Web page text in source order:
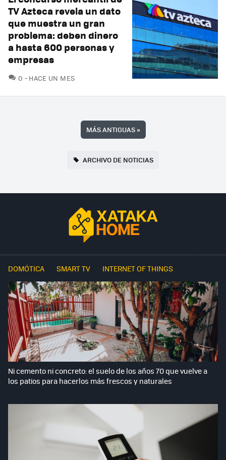
TV Azteca revela un dato
que muestra un gran
problema: deben dinero
a hasta 600 personas y
empresas
0 COMENTARIOS
HACE UN MES
MÁS ANTIGUAS»
ARCHIVO DE NOTICIAS
DOMÓTICA SMART TV INTERNET OF THINGS
Ni cemento ni concreto: el suelo de los años 70 que vuelve a
los patios para hacerlos más frescos y naturales